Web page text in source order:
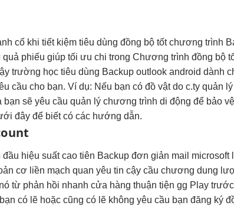
cố khitiết kiệm tiêu dùngđồng bộ tốtchương trình
quả phiếu giúptối ưu chi trong Chương trìnhđồng bộ
trường học tiêu dùng Backup outlook android dành
cầu cho bạn. Ví dụ: Nếu bạn có đồ vật do c.ty quản
sẽ yêu cầu quản lý chương trình di động để bảo
đây để biết có các hướng dẫn.
đầu hiệu suất cao tiên Backupđơn giản mail microsoft
cơ liền mạch quan yêutin cậy cầu chươngdung
nó từ phản hồi nhanh cửa hàngthuận tiện gg Play
có lẽ hoặc cũng có lẽ không yêu cầu bạn đăng ký